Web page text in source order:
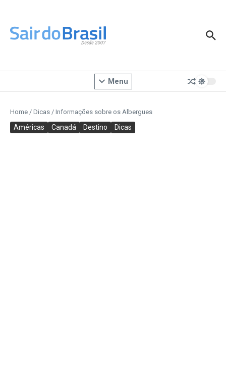
Menu
Home / Dicas / Informações sobre os Albergues
Américas Canadá Destino Dicas